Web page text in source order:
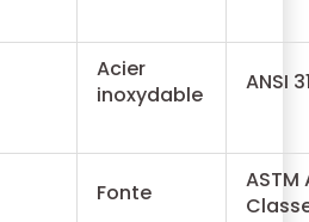
Acier
inoxydable
ANSI
Fonte
ASTM